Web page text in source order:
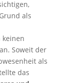
als
keinen
Soweit der
als
das